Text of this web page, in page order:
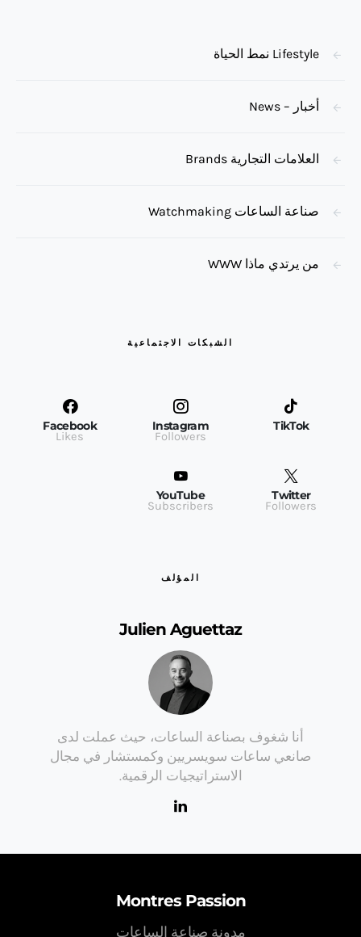
Lifestyle نمط الحياة
أخبار – News
العلامات التجارية Brands
صناعة الساعات Watchmaking
من يرتدي ماذا WWW
الشبكات الاجتماعية
TikTok
Instagram
Followers
Facebook
Likes
Twitter
Followers
YouTube
Subscribers
المؤلف
Julien Aguettaz
أنا شغوف بصناعة الساعات، حيث عملت لدى
صانعي ساعات سويسريين وكمستشار في مجال
الاستراتيجيات الرقمية.
Montres Passion
مدونة صناعة الساعات